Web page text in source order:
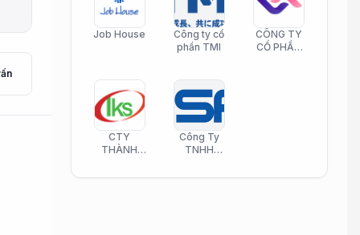
Job House
Công ty cổ
phần TMI
CÔNG TY
CỔ PHẦN
CTY
THÀNH
PHAMATECH
Công Ty
TNHH
Phần Mềm